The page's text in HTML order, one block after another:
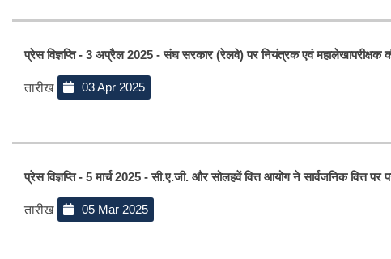
प्रेस विज्ञप्ति - 3 अप्रैल 2025 - संघ सरकार (रेलवे) पर नियंत्रक एवं महालेखापरीक्षक
तारीख 03 Apr 2025
प्रेस विज्ञप्ति - 5 मार्च 2025 - सी.ए.जी. और सोलहवें वित्त आयोग ने सार्वजनिक वित्त पर
तारीख 05 Mar 2025